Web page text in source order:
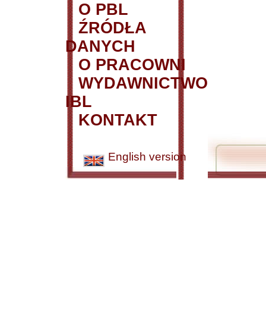
O PBL
ŹRÓDŁA
DANYCH
O PRACOWNI
WYDAWNICTWO
IBL
KONTAKT
English version